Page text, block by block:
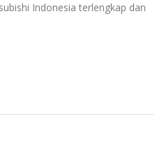
Indonesia terlengkap dan